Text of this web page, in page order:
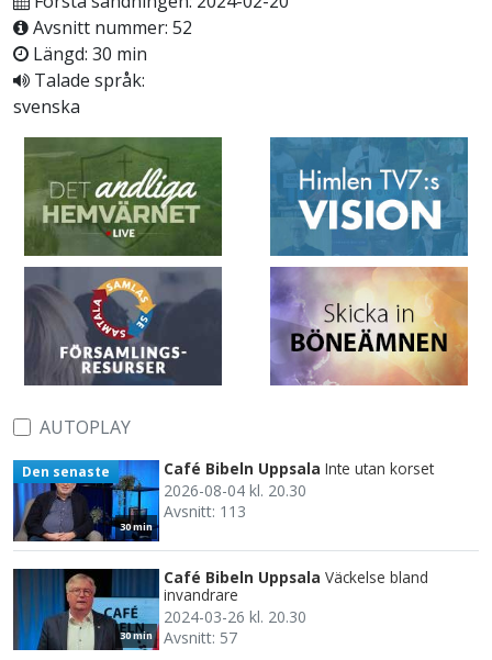
Avsnitt nummer: 52
Längd: 30 min
Talade språk:
svenska
AUTOPLAY
30 min
Den senaste Café Bibeln Uppsala Inte utan korset
2026-08-04 kl. 20.30
Avsnitt: 113
30 min
Café Bibeln Uppsala Väckelse bland
invandrare
2024-03-26 kl. 20.30
Avsnitt: 57